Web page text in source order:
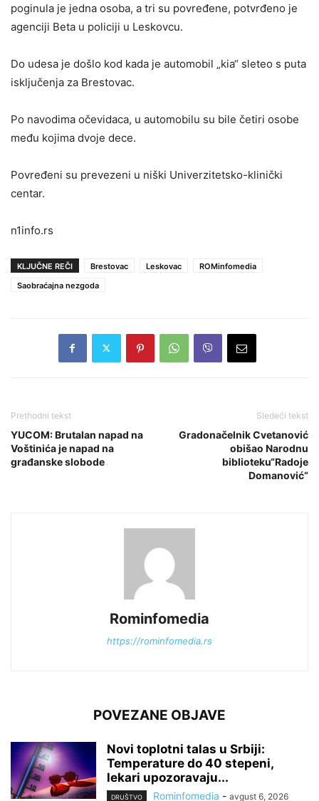
poginula je jedna osoba, a tri su povređene, potvrđeno je
agenciji Beta u policiji u Leskovcu.
Do udesa je došlo kod kada je automobil „kia“ sleteo s puta
isključenja za Brestovac.
Po navodima očevidaca, u automobilu su bile četiri osobe
među kojima dvoje dece.
Povređeni su prevezeni u niški Univerzitetsko-klinički
centar.
n1info.rs
KLJUČNE REČI Brestovac Leskovac
ROMinfomedia
Saobraćajna nezgoda
Prethodni tekst
YUCOM: Brutalan napad na
Voštinića je napad na
građanske slobode
Sledeći tekst
Gradonačelnik Cvetanović
obišao Narodnu
biblioteku“Radoje
Domanović“
Rominfomedia
https://rominfomedia.rs
POVEZANE OBJAVE
Novi toplotni talas u Srbiji:
Temperature do 40 stepeni,
lekari upozoravaju...
DRUŠTVO Rominfomedia - avgust 6, 2026